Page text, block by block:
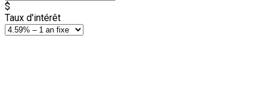
$
Taux d'intérêt